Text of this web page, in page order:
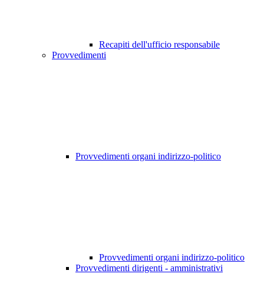
Recapiti dell'ufficio responsabile
Provvedimenti
Provvedimenti organi indirizzo-politico
Provvedimenti organi indirizzo-politico
Provvedimenti dirigenti - amministrativi